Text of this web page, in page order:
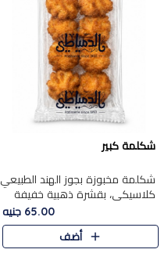
شكلمة كبير
شكلمة مخبوزة بجوز الهند الطبيعي
كلاسيكي، بقشرة ذهبية خفيفة
وقلب طري رطب يذوب في الفم،
تمنحك المذاق الشرقي الحلو الأصيل
التقليدي في كل لقمة.
65.00 جنيه
أضف